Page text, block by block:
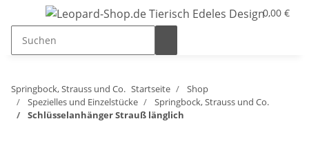
0,00 €
Springbock, Strauss und Co. Startseite
Shop
Spezielles und Einzelstücke
Springbock, Strauss und Co.
Schlüsselanhänger Strauß länglich